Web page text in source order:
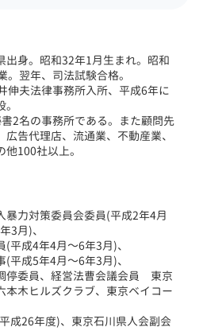
出身。昭和32年1月生まれ。昭和
翌年、司法試験合格。
伸夫法律事務所入所、平成6年に
2名の事務所である。 また顧問先
告代理店、流通業、不動産業、
100社以上。
暴力対策委員会委員(平成2年4月
3月)、
平成4年4月～6年3月)、
平成5年4月～6年3月)、
停委員、経営法曹会議会員 東京
本木ヒルズクラブ、東京ベイコー
成26年度)、東京石川県人会副会